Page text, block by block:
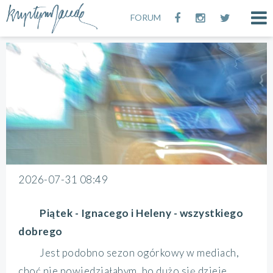
FORUM
2026-07-31 08:49
Piątek - Ignacego i Heleny - wszystkiego
dobrego
Jest podobno sezon ogórkowy w mediach,